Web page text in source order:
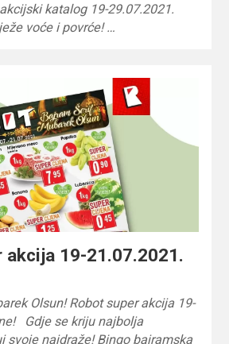
katalog 19-29.07.2021.
voće i povrće! …
akcija 19-21.07.2021.
Olsun! Robot super akcija 19-
Gdje se kriju najbolja
svoje najdraže! Bingo bajramska